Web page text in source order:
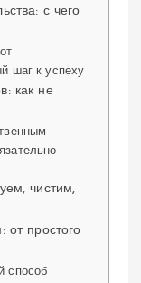
с чего
шаг к успеху
как не
чистим,
от простого
способ